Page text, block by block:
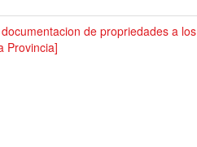
de propriedades a los
Provincia]